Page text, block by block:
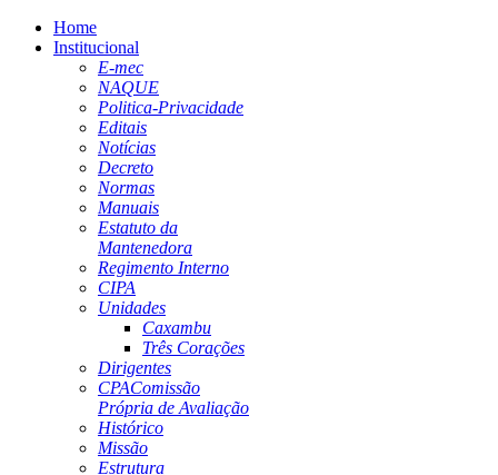
Home
Institucional
E-mec
NAQUE
Politica-Privacidade
Editais
Notícias
Decreto
Normas
Manuais
Estatuto da
Mantenedora
Regimento Interno
CIPA
Unidades
Caxambu
Três Corações
Dirigentes
CPAComissão
Própria de Avaliação
Histórico
Missão
Estrutura